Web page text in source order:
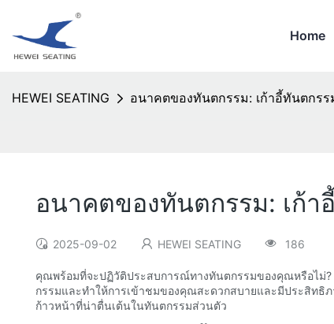
Home
HEWEI SEATING อนาคตของทันตกรรม: เก้าอี้ทันตกร
อนาคตของทันตกรรม: เก้
2025-09-02 HEWEI SEATING 186
คุณพร้อมที่จะปฏิวัติประสบการณ์ทางทันตกรรมของคุณหรือไม่
กรรมและทำให้การเข้าชมของคุณสะดวกสบายและมีประสิท
ก้าวหน้าที่น่าตื่นเต้นในทันตกรรมส่วนตัว